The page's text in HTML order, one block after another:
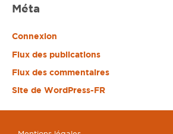
Méta
Connexion
Flux des publications
Flux des commentaires
Site de WordPress-FR